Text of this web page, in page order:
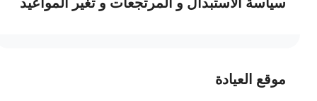
موقع العيادة